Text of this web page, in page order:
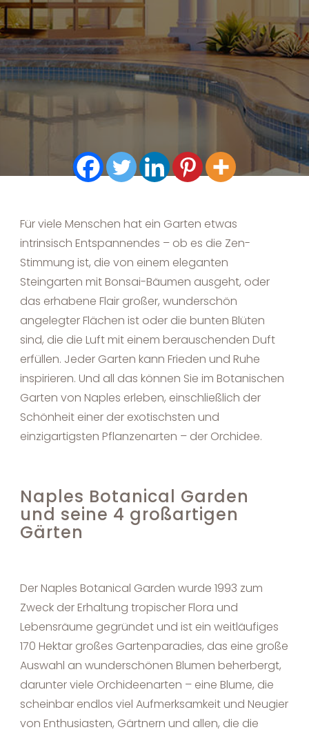
Für viele Menschen hat ein Garten etwas
intrinsisch Entspannendes – ob es die Zen-
Stimmung ist, die von einem eleganten
Steingarten mit Bonsai-Bäumen ausgeht, oder
das erhabene Flair großer, wunderschön
angelegter Flächen ist oder die bunten Blüten
sind, die die Luft mit einem berauschenden Duft
erfüllen. Jeder Garten kann Frieden und Ruhe
inspirieren. Und all das können Sie im Botanischen
Garten von Naples erleben, einschließlich der
Schönheit einer der exotischsten und
einzigartigsten Pflanzenarten – der Orchidee.
Naples Botanical Garden
und seine 4 großartigen
Gärten
Der Naples Botanical Garden wurde 1993 zum
Zweck der Erhaltung tropischer Flora und
Lebensräume gegründet und ist ein weitläufiges
170 Hektar großes Gartenparadies, das eine große
Auswahl an wunderschönen Blumen beherbergt,
darunter viele Orchideenarten – eine Blume, die
scheinbar endlos viel Aufmerksamkeit und Neugier
von Enthusiasten, Gärtnern und allen, die die